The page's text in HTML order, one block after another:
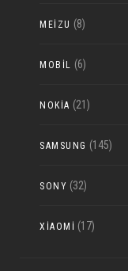
MEIZU (8)
MOBIL (6)
NOKIA (21)
SAMSUNG (145)
SONY (32)
XIAOMI (17)